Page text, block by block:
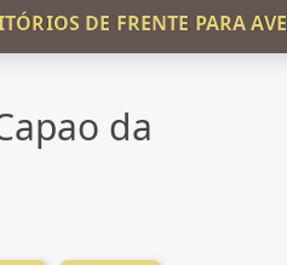
DE FRENTE PARA
da